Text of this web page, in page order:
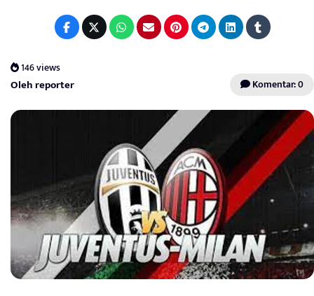
146 views
Oleh reporter Komentar: 0